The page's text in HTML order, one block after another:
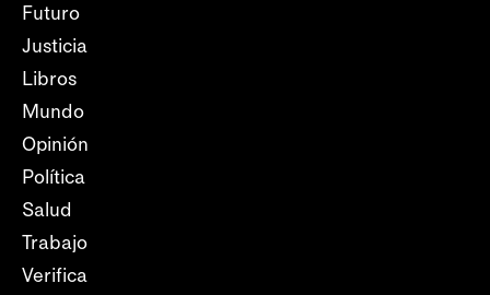
Futuro
Justicia
Libros
Mundo
Opinión
Política
Salud
Trabajo
Verifica